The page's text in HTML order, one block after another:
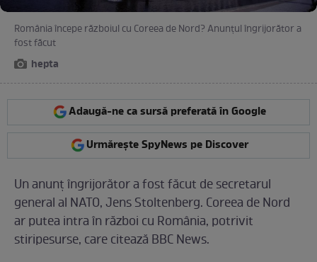
România începe războiul cu Coreea de Nord? Anunţul îngrijorător a
fost făcut
hepta
Adaugă-ne ca sursă preferată în Google
Urmărește SpyNews pe Discover
Un anunţ îngrijorător a fost făcut de secretarul
general al NATO, Jens Stoltenberg. Coreea de Nord
ar putea intra în război cu România, potrivit
stiripesurse, care citează BBC News.